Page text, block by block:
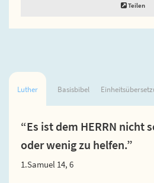
Teilen
Luther Basisbibel
“Es ist dem HERRN nicht
oder wenig zu helfen.”
1.Samuel 14, 6